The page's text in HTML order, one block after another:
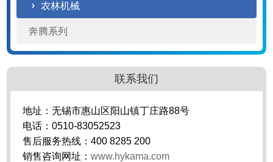
农林机械
奔腾系列
联系我们
地址：无锡市惠山区阳山镇丁庄路88号
电话：0510-83052523
售后服务热线：400 8285 200
销售咨询网址：www.hykama.com